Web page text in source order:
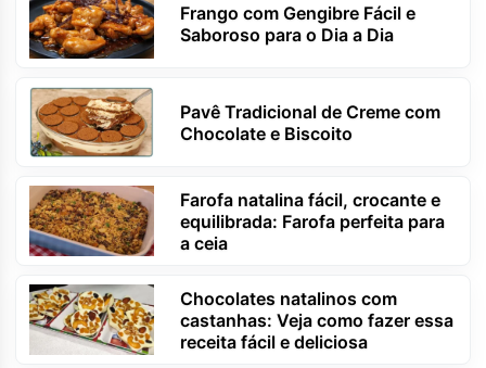
Frango com Gengibre Fácil e
Saboroso para o Dia a Dia
Pavê Tradicional de Creme com
Chocolate e Biscoito
Farofa natalina fácil, crocante e
equilibrada: Farofa perfeita para
a ceia
Chocolates natalinos com
castanhas: Veja como fazer essa
receita fácil e deliciosa